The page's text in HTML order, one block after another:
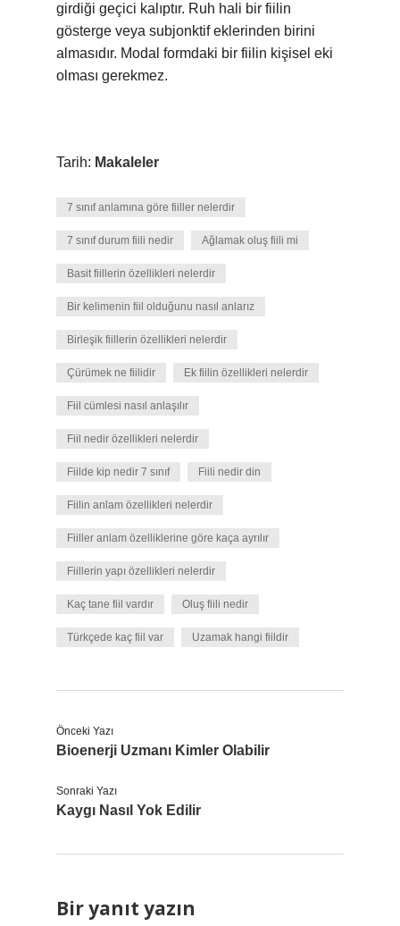
girdiği geçici kalıptır. Ruh hali bir fiilin
gösterge veya subjonktif eklerinden birini
almasıdır. Modal formdaki bir fiilin kişisel eki
olması gerekmez.
Tarih: Makaleler
7 sınıf anlamına göre fiiller nelerdir
7 sınıf durum fiili nedir Ağlamak oluş fiili mi
Basit fiillerin özellikleri nelerdir
Bir kelimenin fiil olduğunu nasıl anlarız
Birleşik fiillerin özellikleri nelerdir
Çürümek ne fiilidir Ek fiilin özellikleri nelerdir
Fiil cümlesi nasıl anlaşılır
Fiil nedir özellikleri nelerdir
Fiilde kip nedir 7 sınıf Fiili nedir din
Fiilin anlam özellikleri nelerdir
Fiiller anlam özelliklerine göre kaça ayrılır
Fiillerin yapı özellikleri nelerdir
Kaç tane fiil vardır Oluş fiili nedir
Türkçede kaç fiil var Uzamak hangi fiildir
Önceki Yazı
Bioenerji Uzmanı Kimler Olabilir
Sonraki Yazı
Kaygı Nasıl Yok Edilir
Bir yanıt yazın